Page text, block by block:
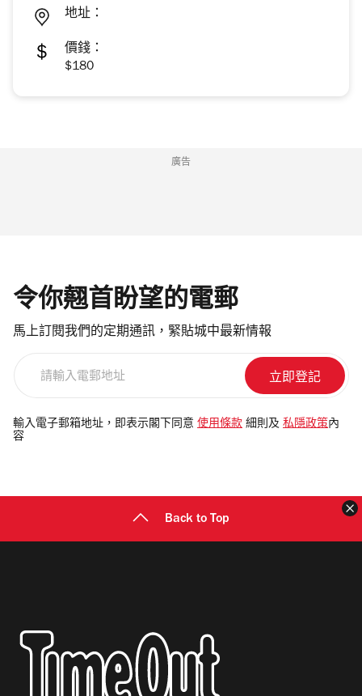
地址：
價錢：
$180
廣告
令你翹首盼望的電郵
馬上訂閱我們的定期通訊，緊貼城中最新情報
電
郵
輸入電子郵箱地址，即表示閣下同意 使用條款 細則及 私隱政策 內
容
Back to Top